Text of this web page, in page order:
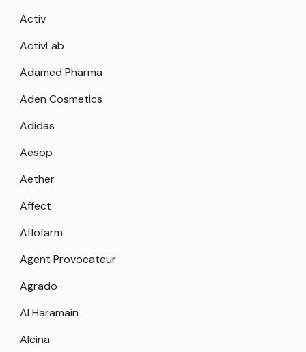
Activ
ActivLab
Adamed Pharma
Aden Cosmetics
Adidas
Aesop
Aether
Affect
Aflofarm
Agent Provocateur
Agrado
Al Haramain
Alcina